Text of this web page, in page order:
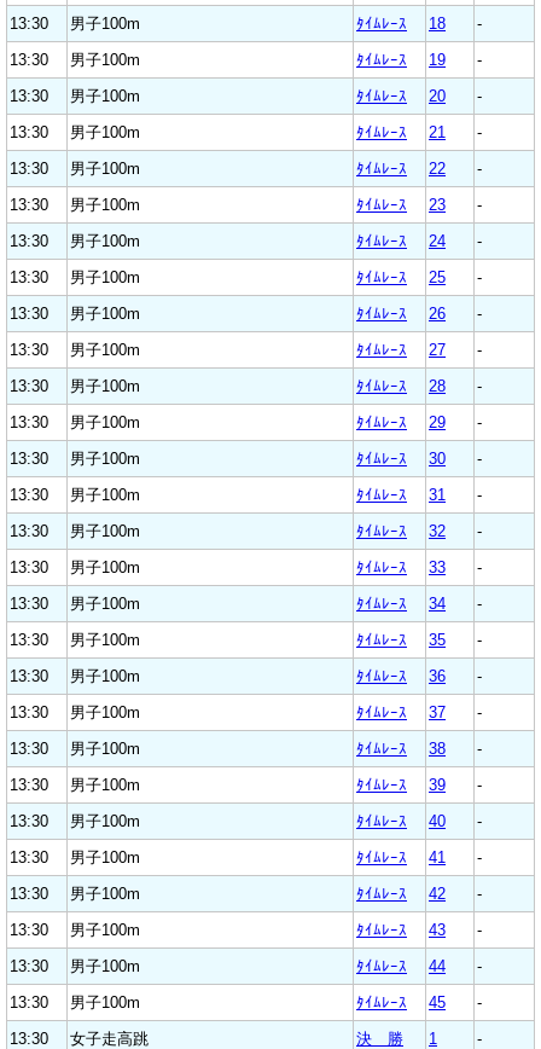
13:30
男子100m ﾀｲﾑﾚｰｽ 18
-
13:30
男子100m ﾀｲﾑﾚｰｽ 19
-
13:30
男子100m ﾀｲﾑﾚｰｽ 20
-
13:30
男子100m ﾀｲﾑﾚｰｽ 21
-
13:30
男子100m ﾀｲﾑﾚｰｽ 22
-
13:30
男子100m ﾀｲﾑﾚｰｽ 23
-
13:30
男子100m ﾀｲﾑﾚｰｽ 24
-
13:30
男子100m ﾀｲﾑﾚｰｽ 25
-
13:30
男子100m ﾀｲﾑﾚｰｽ 26
-
13:30
男子100m ﾀｲﾑﾚｰｽ 27
-
13:30
男子100m ﾀｲﾑﾚｰｽ 28
-
13:30
男子100m ﾀｲﾑﾚｰｽ 29
-
13:30
男子100m ﾀｲﾑﾚｰｽ 30
-
13:30
男子100m ﾀｲﾑﾚｰｽ 31
-
13:30
男子100m ﾀｲﾑﾚｰｽ 32
-
13:30
男子100m ﾀｲﾑﾚｰｽ 33
-
13:30
男子100m ﾀｲﾑﾚｰｽ 34
-
13:30
男子100m ﾀｲﾑﾚｰｽ 35
-
13:30
男子100m ﾀｲﾑﾚｰｽ 36
-
13:30
男子100m ﾀｲﾑﾚｰｽ 37
-
13:30
男子100m ﾀｲﾑﾚｰｽ 38
-
13:30
男子100m ﾀｲﾑﾚｰｽ 39
-
13:30
男子100m ﾀｲﾑﾚｰｽ 40
-
13:30
男子100m ﾀｲﾑﾚｰｽ 41
-
13:30
男子100m ﾀｲﾑﾚｰｽ 42
-
13:30
男子100m ﾀｲﾑﾚｰｽ 43
-
13:30
男子100m ﾀｲﾑﾚｰｽ 44
-
13:30
男子100m ﾀｲﾑﾚｰｽ 45
-
13:30
女子走高跳 決 勝 1
-